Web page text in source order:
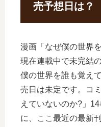
売予想日は？
漫画「なぜ僕の世界
現在連載中で未完結
僕の世界を誰も覚え
売日は未定です。コ
えていないのか?」
に、ここ最近の最新